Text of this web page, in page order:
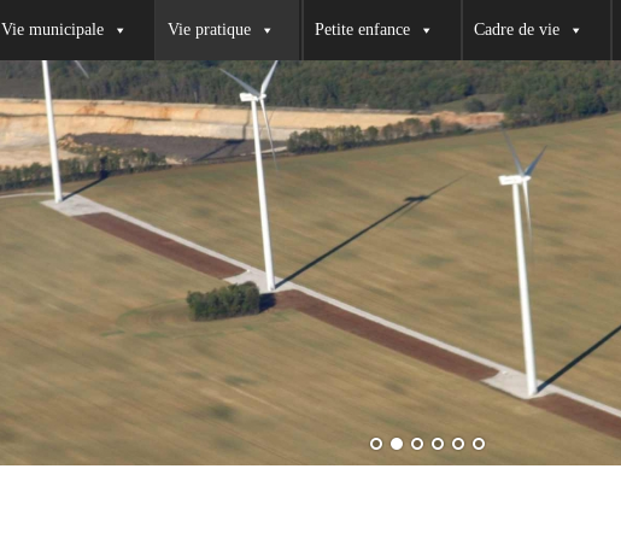
Vie municipale Vie pratique Petite enfance Cadre de vie